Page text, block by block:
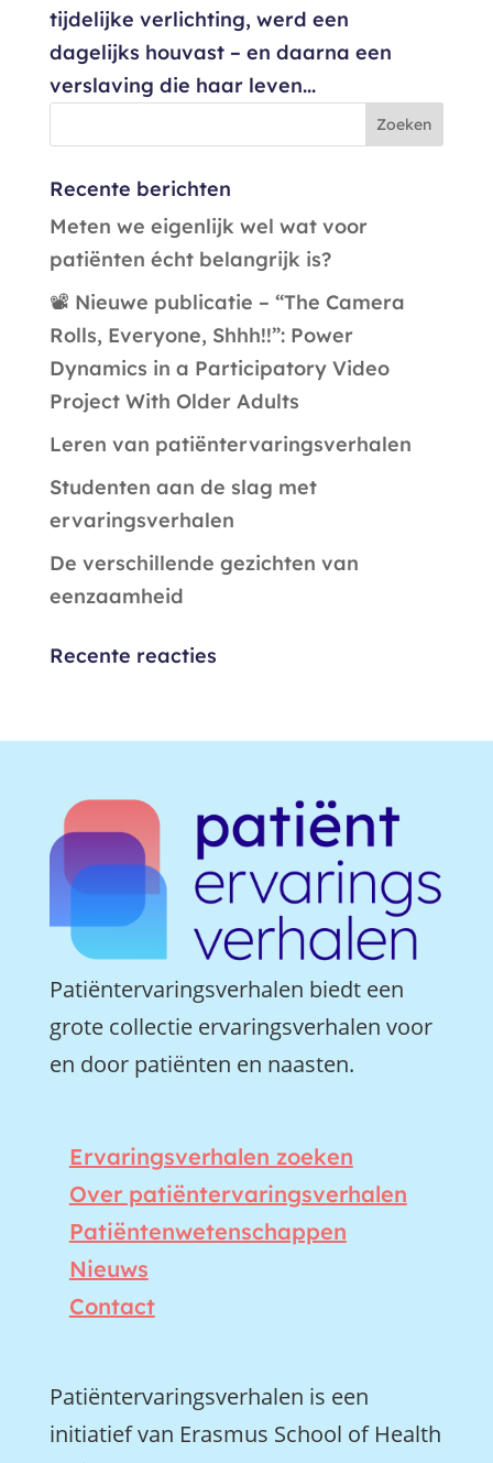
tijdelijke verlichting, werd een
dagelijks houvast – en daarna een
verslaving die haar leven...
Recente berichten
Meten we eigenlijk wel wat voor
patiënten écht belangrijk is?
📽️ Nieuwe publicatie – “The Camera
Rolls, Everyone, Shhh!!”: Power
Dynamics in a Participatory Video
Project With Older Adults
Leren van patiëntervaringsverhalen
Studenten aan de slag met
ervaringsverhalen
De verschillende gezichten van
eenzaamheid
Recente reacties
Patiëntervaringsverhalen biedt een
grote collectie ervaringsverhalen voor
en door patiënten en naasten.
Ervaringsverhalen zoeken
Over patiëntervaringsverhalen
Patiëntenwetenschappen
Nieuws
Contact
Patiëntervaringsverhalen is een
initiatief van Erasmus School of Health